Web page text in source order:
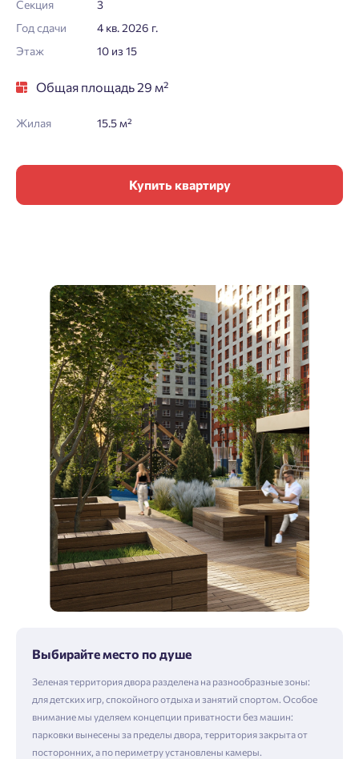
Секция
3
Год сдачи
4 кв. 2026 г.
Этаж
10 из 15
Общая площадь 29 м²
Жилая 15.5 м²
Купить квартиру
Выбирайте место по душе
Зеленая территория двора разделена на разнообразные зоны:
для детских игр, спокойного отдыха и занятий спортом. Особое
внимание мы уделяем концепции приватности без машин:
парковки вынесены за пределы двора, территория закрыта от
посторонних, а по периметру установлены камеры.